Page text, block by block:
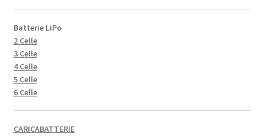
Batterie LiPo
2 Celle
3 Celle
4 Celle
5 Celle
6 Celle
CARICABATTERIE